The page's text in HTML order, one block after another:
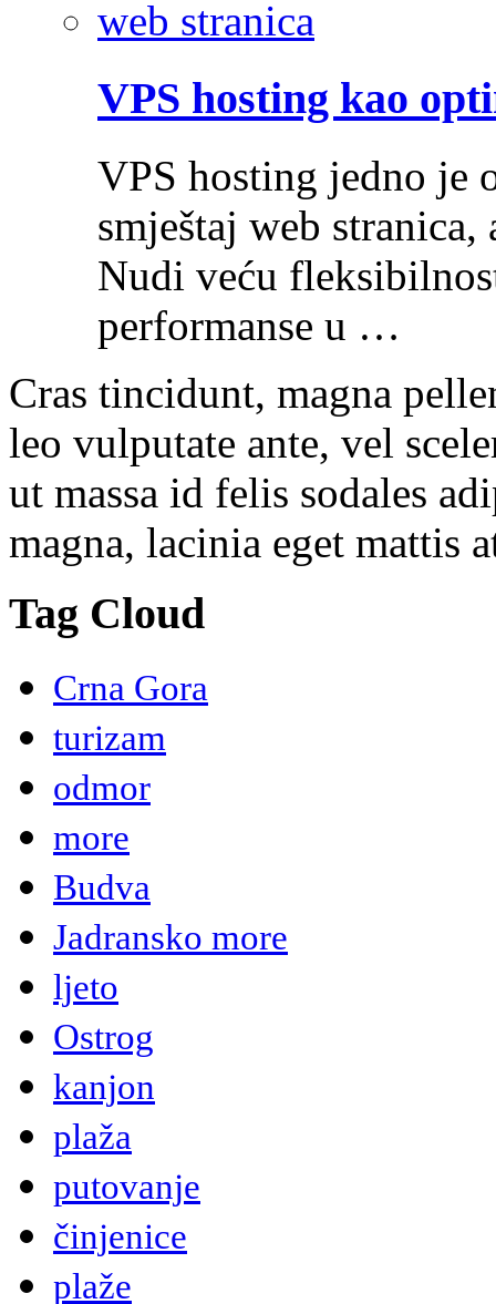
VPS hosting kao
VPS hosting jedno je
smještaj web
Nudi veću
performanse u …
Cras tincidunt, magna
leo vulputate ante, vel
ut massa id felis sodales
magna, lacinia eget mattis
Tag Cloud
Crna Gora
turizam
odmor
more
Budva
Jadransko more
ljeto
Ostrog
kanjon
plaža
putovanje
činjenice
plaže